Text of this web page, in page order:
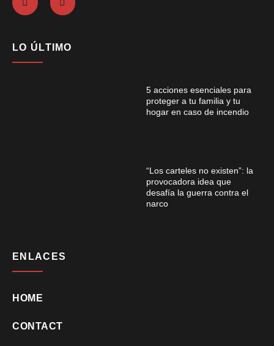
LO ÚLTIMO
5 acciones esenciales para
proteger a tu familia y tu
hogar en caso de incendio
“Los carteles no existen”: la
provocadora idea que
desafía la guerra contra el
narco
ENLACES
HOME
CONTACT